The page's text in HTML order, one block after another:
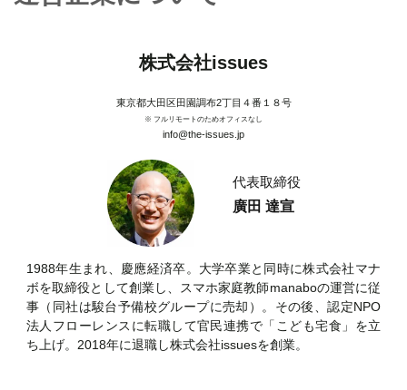
株式会社issues
東京都大田区田園調布2丁目４番１８号
※ フルリモートのためオフィスなし
info@the-issues.jp
代表取締役
廣田 達宣
1988年生まれ、慶應経済卒。大学卒業と同時に株式会社マナ
ボを取締役として創業し、スマホ家庭教師manaboの運営に従
事（同社は駿台予備校グループに売却）。その後、認定NPO
法人フローレンスに転職して官民連携で「こども宅食」を立
ち上げ。2018年に退職し株式会社issuesを創業。